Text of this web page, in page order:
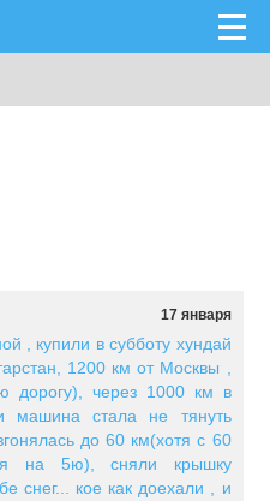
17 января
, купили в субботу хундай
1200 км от Москвы ,
дорогу), через 1000 км в
машина стала не тянуть
до 60 км(хотя с 60
на 5ю), сняли крышку
снег... кое как доехали , и